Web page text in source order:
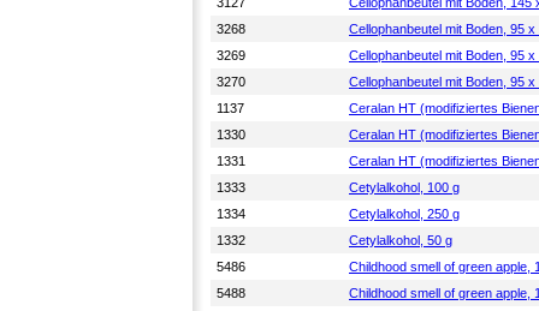
3268
Cellophanbeutel mit Boden, 95
3269
Cellophanbeutel mit Boden, 95
3270
Cellophanbeutel mit Boden, 95
1137
Ceralan HT (modifiziertes
1330
Ceralan HT (modifiziertes
1331
Ceralan HT (modifiziertes
1333
Cetylalkohol, 100 g
1334
Cetylalkohol, 250 g
1332
Cetylalkohol, 50 g
5486
Childhood smell of green apple,
5488
Childhood smell of green apple,